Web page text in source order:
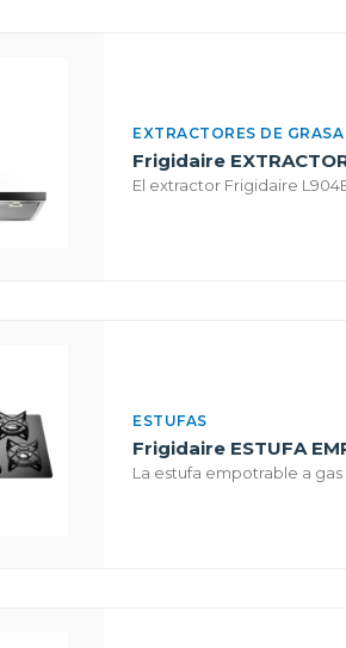
EXTRACTORES DE GRASA
Frigidaire
El extractor Frigidaire
ESTUFAS
Frigidaire ESTUFA
La estufa empotrable a